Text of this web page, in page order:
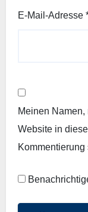
E-Mail-Adresse
Meinen
Website in
Kommentierung